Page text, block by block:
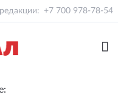
+7 700 978-78-54